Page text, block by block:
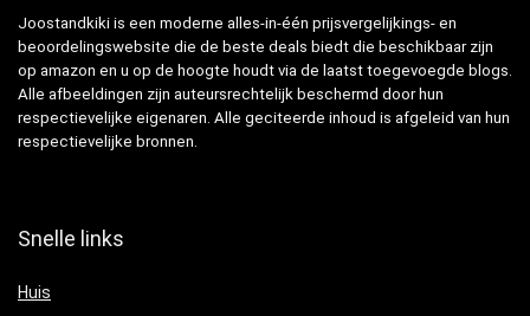
Joostandkiki is een moderne alles-in-één prijsvergelijkings- en
beoordelingswebsite die de beste deals biedt die beschikbaar zijn
op amazon en u op de hoogte houdt via de laatst toegevoegde blogs.
Alle afbeeldingen zijn auteursrechtelijk beschermd door hun
respectievelijke eigenaren. Alle geciteerde inhoud is afgeleid van hun
respectievelijke bronnen.
Snelle links
Huis